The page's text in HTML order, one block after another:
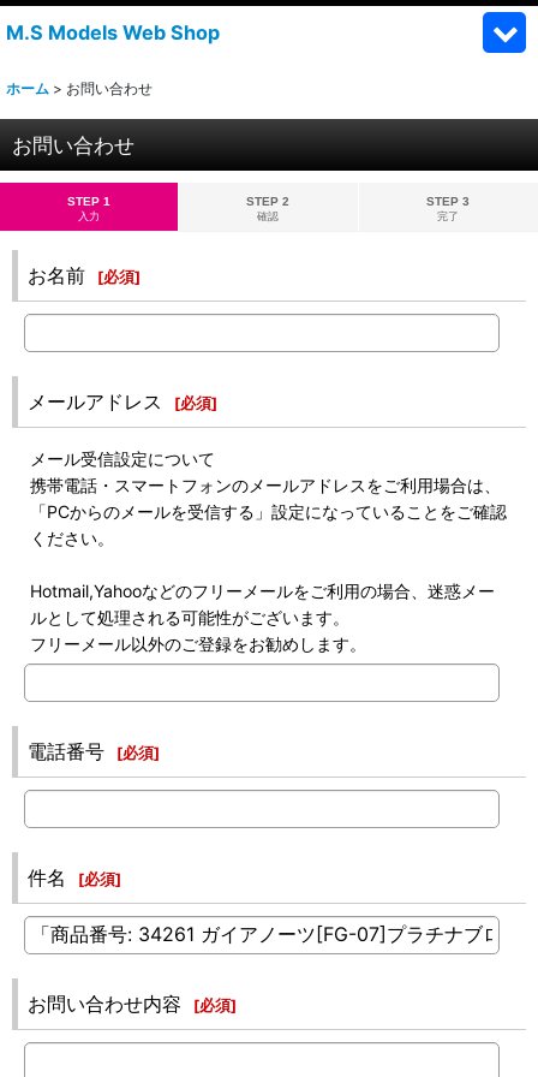
M.S Models Web Shop
ホーム > お問い合わせ
お問い合わせ
STEP 1
入力
STEP 2
確認
STEP 3
完了
お名前 [必須]
メールアドレス [必須]
メール受信設定について
携帯電話・スマートフォンのメールアドレスをご利用場合は、
「PCからのメールを受信する」設定になっていることをご確認
ください。
Hotmail,Yahooなどのフリーメールをご利用の場合、迷惑メー
ルとして処理される可能性がございます。
フリーメール以外のご登録をお勧めします。
電話番号 [必須]
件名 [必須]
お問い合わせ内容 [必須]